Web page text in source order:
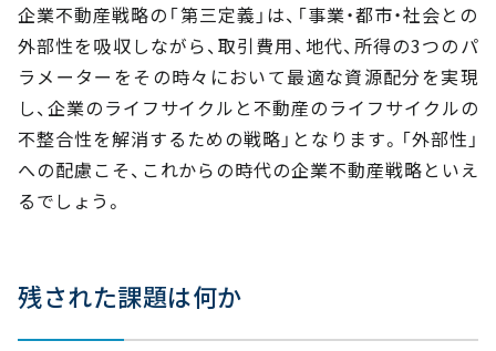
企業不動産戦略の「第三定義」は、「事業・都市・社会との
外部性を吸収しながら、取引費用、地代、所得の3つのパ
ラメーターをその時々において最適な資源配分を実現
し、企業のライフサイクルと不動産のライフサイクルの
不整合性を解消するための戦略」となります。「外部性」
への配慮こそ、これからの時代の企業不動産戦略といえ
るでしょう。
残された課題は何か